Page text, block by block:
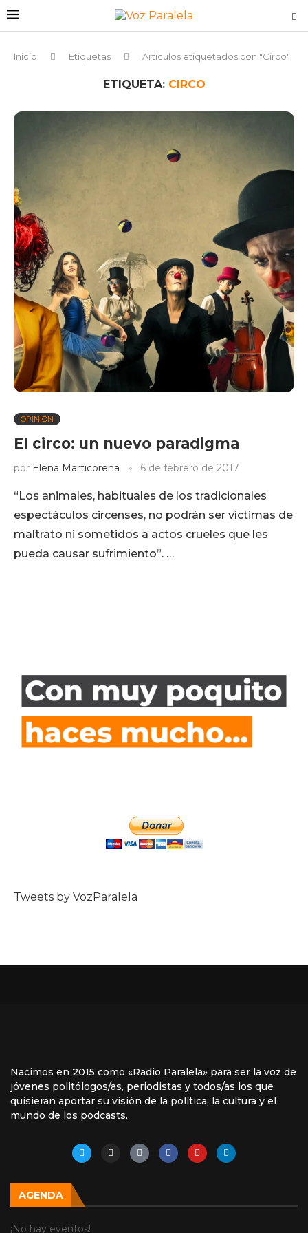
Inicio Etiquetas Artículos etiquetados con "Circo"
ETIQUETA: CIRCO
OPINIÓN
El circo: un nuevo paradigma
por Elena Marticorena 6 de febrero de 2017
“Los animales, habituales de los tradicionales
espectáculos circenses, no podrán ser víctimas de
maltrato ni sometidos a actos crueles que les
pueda causar sufrimiento”. …
Tweets by VozParalela
Nacimos en 2015 como «Radio Paralela» para ser la voz de
jóvenes politólogos/as, periodistas y todos/as los que
quisieran aportar su visión de la política, la cultura y el
mundo de los podcasts.
AGENDA
¡No hay eventos!